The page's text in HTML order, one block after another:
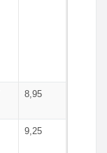
8,95
9,25